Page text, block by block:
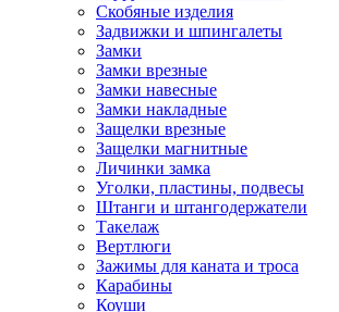
Скобяные изделия
Задвижки и шпингалеты
Замки
Замки врезные
Замки навесные
Замки накладные
Защелки врезные
Защелки магнитные
Личинки замка
Уголки, пластины, подвесы
Штанги и штангодержатели
Такелаж
Вертлюги
Зажимы для каната и троса
Карабины
Коуши